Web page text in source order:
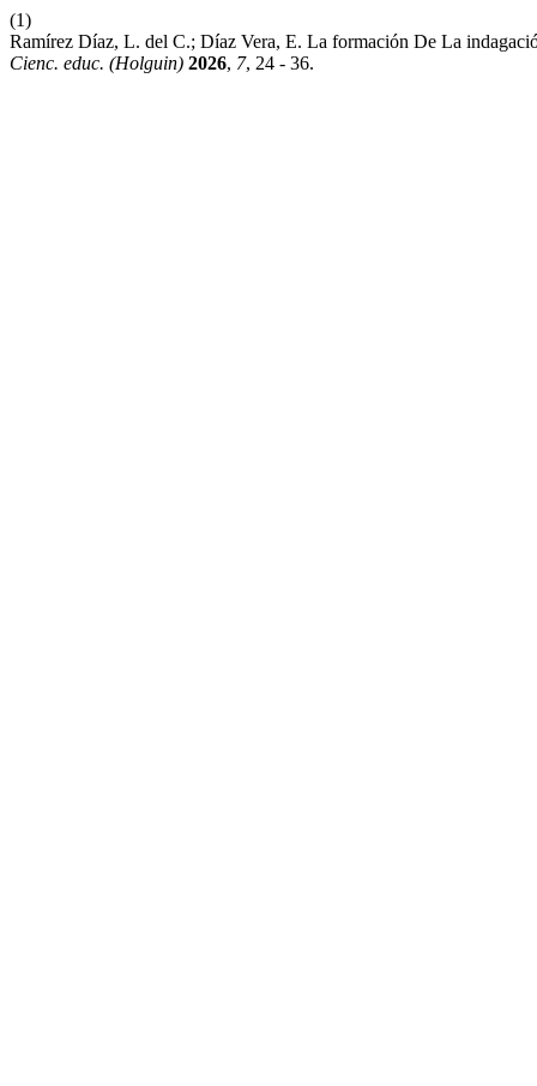
(1)
Ramírez Díaz, L. del C.; Díaz Vera, E. La formación De La
Cienc. educ. (Holguin) 2026, 7, 24 - 36.